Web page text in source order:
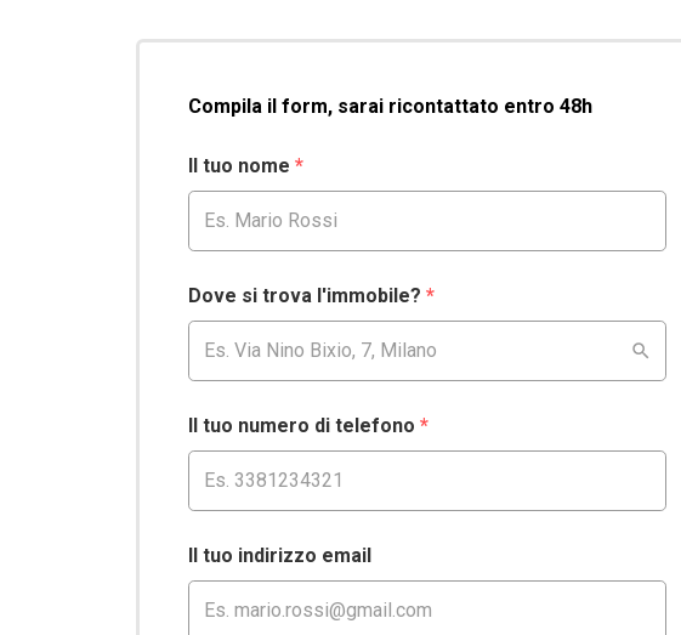
Compila il form, sarai ricontattato entro 48h
Il tuo nome *
Dove si trova l'immobile? *
Il tuo numero di telefono *
Il tuo indirizzo email